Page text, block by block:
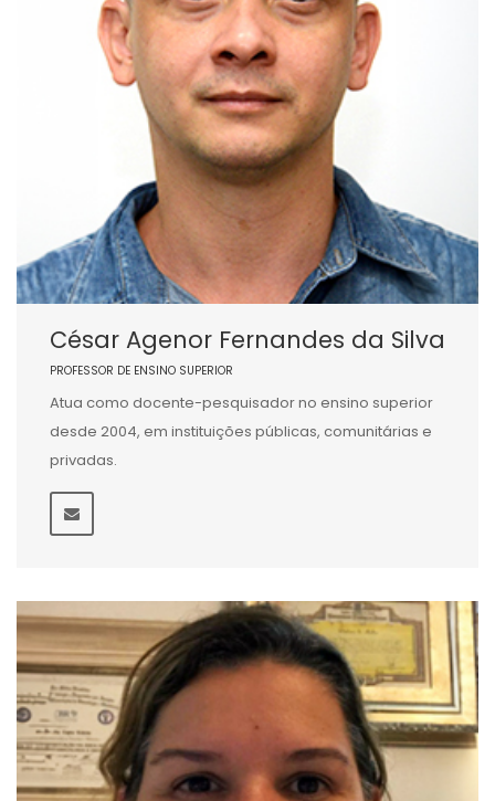
César Agenor Fernandes da Silva
PROFESSOR DE ENSINO SUPERIOR
Atua como docente-pesquisador no ensino superior
desde 2004, em instituições públicas, comunitárias e
privadas.